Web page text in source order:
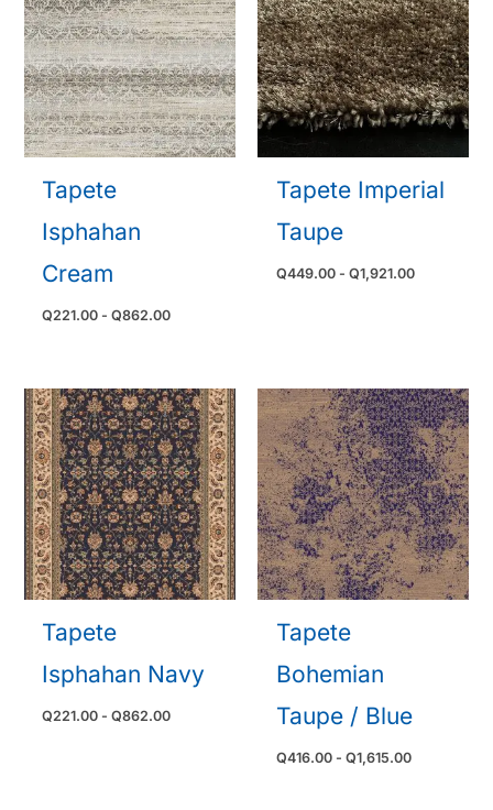
Tapete
Isphahan
Cream
Q221.00 - Q862.00Rango
hasta
Q862.00
Tapete Imperial
Taupe
Q449.00 - Q1,921.00Rango
Tapete
Isphahan Navy
Q221.00 - Q862.00Rango
Tapete
Bohemian
Taupe / Blue
Q416.00 - Q1,615.00Rango